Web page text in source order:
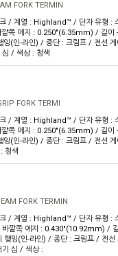
FORK TERMIN
/ 계열 : Highland™ / 단자 유형 :
깥쪽 에지 : 0.250"(6.35mm) / 길
잉(인-라인) / 종단 : 크림프 / 전선
/ 색상 : 청색
FORK TERMI
/ 계열 : Highland™ / 단자 유형 :
깥쪽 에지 : 0.250"(6.35mm) / 길
잉(인-라인) / 종단 : 크림프 / 전선
청색
FORK TERMIN
/ 계열 : Highland™ / 단자 유형 :
깥쪽 에지 : 0.430"(10.92mm) /
잉(인-라인) / 종단 : 크림프 / 전
기 심 / 색상 :